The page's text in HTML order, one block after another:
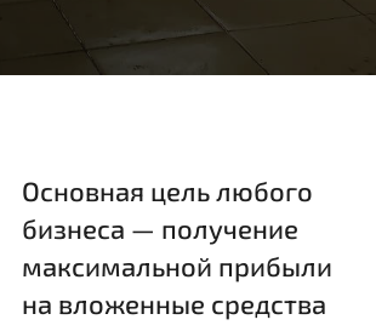
Основная цель любого
бизнеса — получение
максимальной прибыли
на вложенные средства